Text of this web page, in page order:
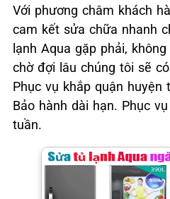
Với phương châm khách
cam kết sửa chữa nhanh
lạnh Aqua gặp phải,
chờ đợi lâu chúng tôi sẽ
Phục vụ khắp quận huyện
Bảo hành dài hạn. Phục
tuần.